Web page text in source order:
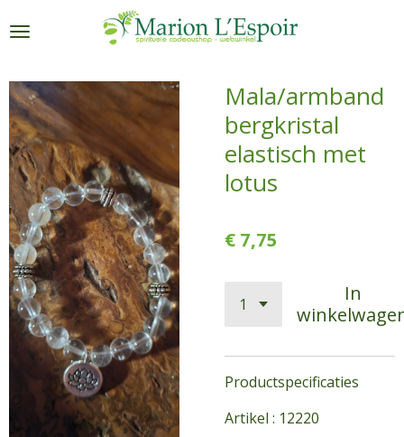
direct
de
hoofdinhoud
Mala/armband
bergkristal
elastisch met
lotus
€ 7,75
In
Productspecificaties
Artikel : 12220